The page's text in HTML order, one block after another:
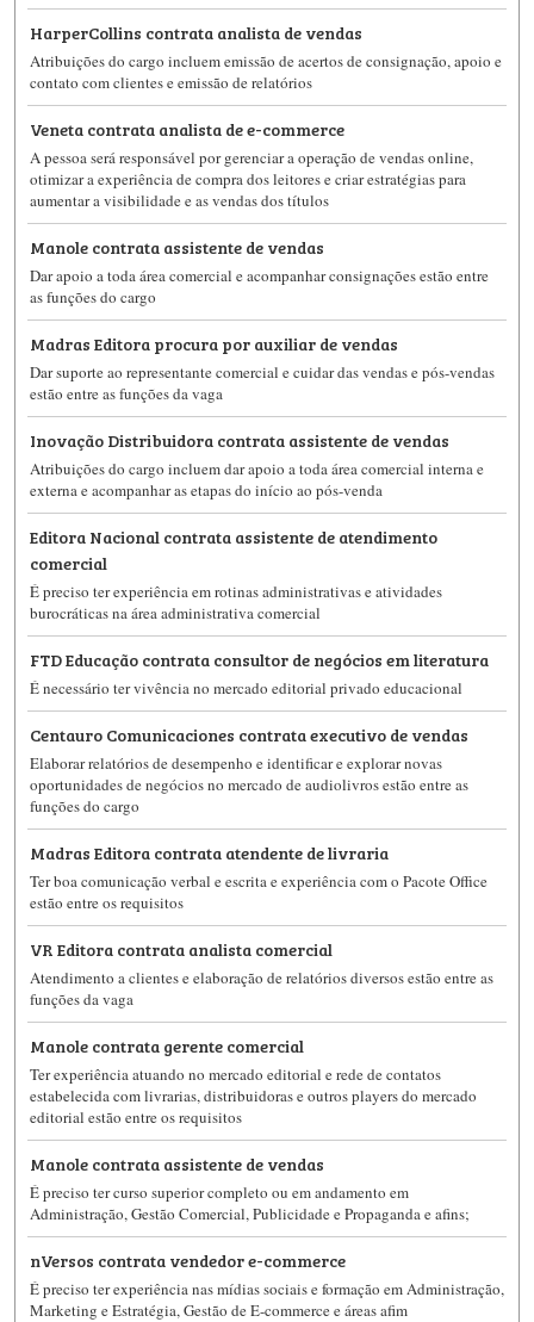
HarperCollins contrata analista de vendas
Atribuições do cargo incluem emissão de acertos de consignação, apoio e
contato com clientes e emissão de relatórios
Veneta contrata analista de e-commerce
A pessoa será responsável por gerenciar a operação de vendas online,
otimizar a experiência de compra dos leitores e criar estratégias para
aumentar a visibilidade e as vendas dos títulos
Manole contrata assistente de vendas
Dar apoio a toda área comercial e acompanhar consignações estão entre
as funções do cargo
Madras Editora procura por auxiliar de vendas
Dar suporte ao representante comercial e cuidar das vendas e pós-vendas
estão entre as funções da vaga
Inovação Distribuidora contrata assistente de vendas
Atribuições do cargo incluem dar apoio a toda área comercial interna e
externa e acompanhar as etapas do início ao pós-venda
Editora Nacional contrata assistente de atendimento
comercial
É preciso ter experiência em rotinas administrativas e atividades
burocráticas na área administrativa comercial
FTD Educação contrata consultor de negócios em literatura
É necessário ter vivência no mercado editorial privado educacional
Centauro Comunicaciones contrata executivo de vendas
Elaborar relatórios de desempenho e identificar e explorar novas
oportunidades de negócios no mercado de audiolivros estão entre as
funções do cargo
Madras Editora contrata atendente de livraria
Ter boa comunicação verbal e escrita e experiência com o Pacote Office
estão entre os requisitos
VR Editora contrata analista comercial
Atendimento a clientes e elaboração de relatórios diversos estão entre as
funções da vaga
Manole contrata gerente comercial
Ter experiência atuando no mercado editorial e rede de contatos
estabelecida com livrarias, distribuidoras e outros players do mercado
editorial estão entre os requisitos
Manole contrata assistente de vendas
É preciso ter curso superior completo ou em andamento em
Administração, Gestão Comercial, Publicidade e Propaganda e afins;
nVersos contrata vendedor e-commerce
É preciso ter experiência nas mídias sociais e formação em Administração,
Marketing e Estratégia, Gestão de E-commerce e áreas afim